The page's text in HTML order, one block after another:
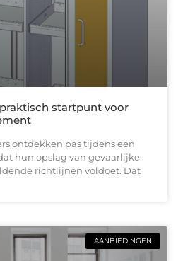
startpunt voor
ontdekken pas tijdens een
hun opslag van gevaarlijke
richtlijnen voldoet. Dat
AANBIEDINGEN